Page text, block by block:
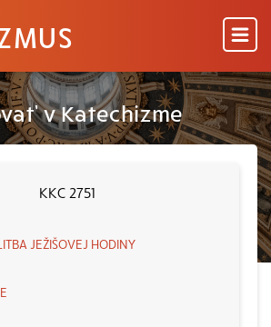
v Katechizme
KKC 2751
JEŽIŠOVEJ HODINY